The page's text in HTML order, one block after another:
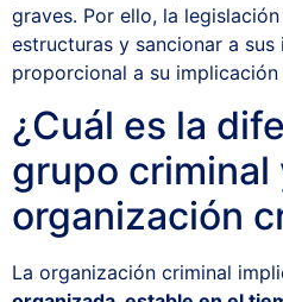
graves. Por ello, la
estructuras y sancionar a sus
proporcional a su
¿Cuál es la
grupo criminal
organización
La organización criminal